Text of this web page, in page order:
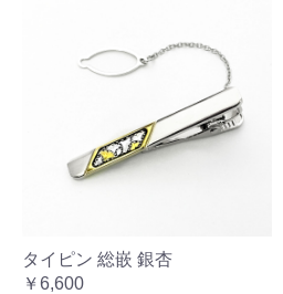
タイピン 総嵌 銀杏
￥6,600